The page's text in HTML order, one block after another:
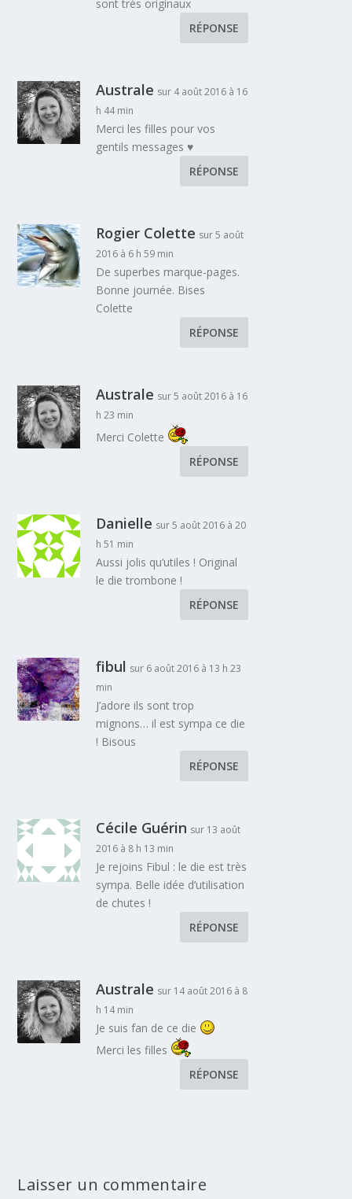
sont très originaux
RÉPONSE
Australe sur 4 août 2016 à 16
h 44 min
Merci les filles pour vos
gentils messages ♥
RÉPONSE
Rogier Colette sur 5 août
2016 à 6 h 59 min
De superbes marque-pages.
Bonne journée. Bises
Colette
RÉPONSE
Australe sur 5 août 2016 à 16
h 23 min
Merci Colette
RÉPONSE
Danielle sur 5 août 2016 à 20
h 51 min
Aussi jolis qu’utiles ! Original
le die trombone !
RÉPONSE
fibul sur 6 août 2016 à 13 h 23
min
J’adore ils sont trop
mignons… il est sympa ce die
! Bisous
RÉPONSE
Cécile Guérin sur 13 août
2016 à 8 h 13 min
Je rejoins Fibul : le die est très
sympa. Belle idée d’utilisation
de chutes !
RÉPONSE
Australe sur 14 août 2016 à 8
h 14 min
Je suis fan de ce die
Merci les filles
RÉPONSE
Laisser un commentaire